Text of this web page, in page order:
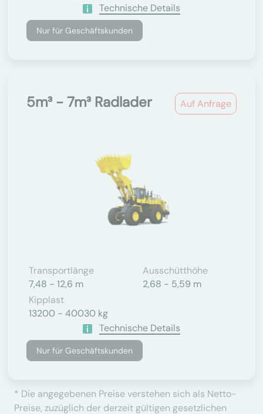
Technische Details
Nur für Geschäftskunden
Auf Anfrage
5m³ - 7m³ Radlader
Transportlänge
7,48 - 12,6 m
Ausschütthöhe
2,68 - 5,59 m
Kipplast
13200 - 40030 kg
Technische Details
Nur für Geschäftskunden
* Die angegebenen Preise verstehen sich als Netto-
Preise, zuzüglich der derzeit gültigen gesetzlichen